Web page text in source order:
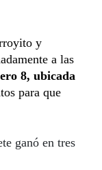
y
a las
8, ubicada
para que
ganó en tres